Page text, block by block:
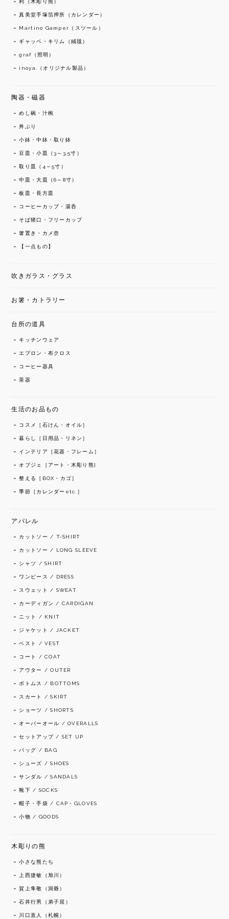
利（木彫り熊）
真美堂手塚箔押所（カレンダー）
Martino Gamper（スツール）
ギャッベ・キリム（絨毯）
graf（照明）
inoya.（オリジナル製品）
陶器・磁器
めし碗・汁椀
丼ぶり
小鉢・中鉢・取り鉢
豆皿・小皿（3～3,5寸）
取り皿（4～5寸）
中皿・大皿（6～8寸）
板皿・長方皿
コーヒーカップ・湯呑
そば猪口・フリーカップ
箸置き・カメ壺
【一点もの】
吹きガラス・グラス
お箸・カトラリー
台所の道具
キッチンウェア
エプロン・布クロス
コーヒー器具
茶器
生活のお品もの
コスメ［石けん・オイル］
暮らし［日用品・リネン］
インテリア［花器・フレーム］
オブジェ［アート・木彫り熊]
整える［BOX・カゴ］
季節［カレンダーetc.］
アパレル
カットソー / T-SHIRT
カットソー / LONG SLEEVE
シャツ / SHIRT
ワンピース / DRESS
スウェット / SWEAT
カーディガン / CARDIGAN
ニット / KNIT
ジャケット / JACKET
ベスト / VEST
コート / COAT
アウター / OUTER
ボトムス / BOTTOMS
スカート / SKIRT
ショーツ / SHORTS
オーバーオール / OVERALLS
セットアップ / SET UP
バッグ / BAG
シューズ / SHOES
サンダル / SANDALS
靴下 / SOCKS
帽子・手袋 / CAP・GLOVES
小物 / GOODS
木彫りの熊
小さな熊たち
上西捷敏（旭川）
賀上隼敬（洞爺）
石井行男（弟子屈）
川口直人（札幌）